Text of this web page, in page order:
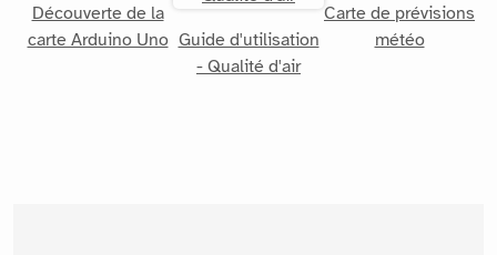
Découverte de la
carte Arduino Uno Guide d'utilisation
- Qualité d'air
Carte de prévisions
météo